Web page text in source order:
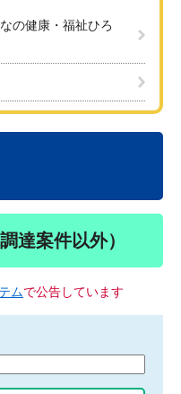
の健康・福祉ひろ
達案件以外）
ムで公告しています